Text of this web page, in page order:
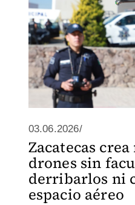
03.06.2026/
Zacatecas
drones sin
derribarlos ni
espacio aéreo